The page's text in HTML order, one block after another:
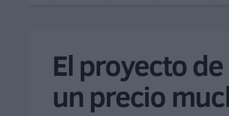
El proyecto
un precio